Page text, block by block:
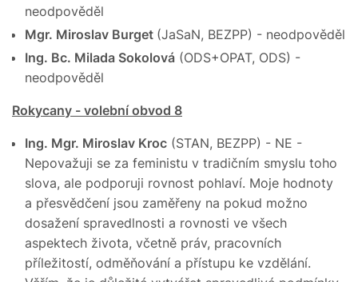
neodpověděl
Mgr. Miroslav Burget (JaSaN, BEZPP) - neodpověděl
Ing. Bc. Milada Sokolová (ODS+OPAT, ODS) -
neodpověděl
Rokycany - volební obvod 8
Ing. Mgr. Miroslav Kroc (STAN, BEZPP) - NE -
Nepovažuji se za feministu v tradičním smyslu toho
slova, ale podporuji rovnost pohlaví. Moje hodnoty
a přesvědčení jsou zaměřeny na pokud možno
dosažení spravedlnosti a rovnosti ve všech
aspektech života, včetně práv, pracovních
příležitostí, odměňování a přístupu ke vzdělání.